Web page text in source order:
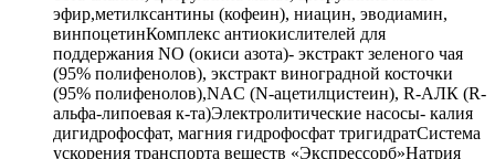
эфир,метилксантины (кофеин), ниацин, эводиамин,
винпоцетинКомплекс антиокислителей для
поддержания NO (окиси азота)- экстракт зеленого чая
(95% полифенолов), экстракт виноградной косточки
(95% полифенолов),NAC (N-ацетилцистеин), R-АЛК (R-
альфа-липоевая к-та)Электролитические насосы- калия
дигидрофосфат, магния гидрофосфат тригидратСистема
ускорения транспорта веществ «Экспрессорб»Натрия